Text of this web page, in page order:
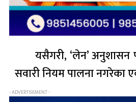
यसैगरी, ‘लेन’ अनुशासन
सवारी नियम पालना नगरेका
- ADVERTISEMENT -